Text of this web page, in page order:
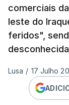
comerciais
leste do
feridos",
Lusa / 17 Julho